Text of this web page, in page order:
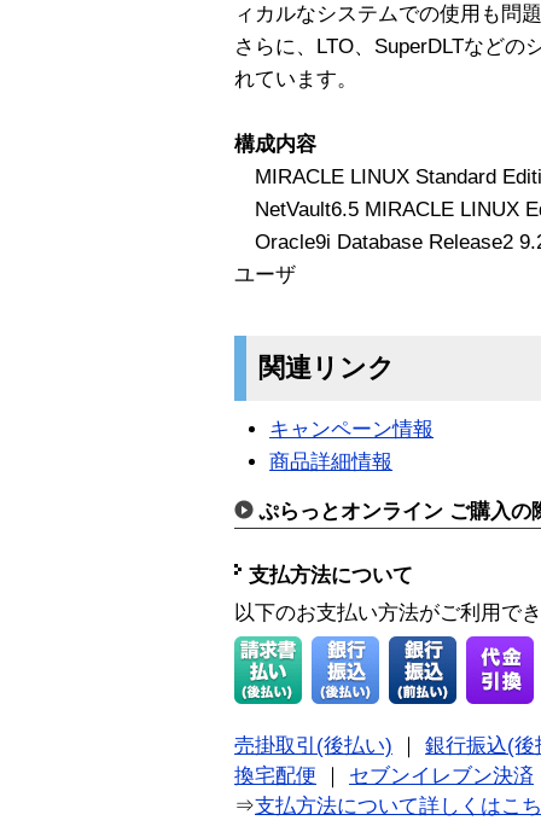
ィカルなシステムでの使用も問
さらに、LTO、SuperDLTなどの
れています。
構成内容
MIRACLE LINUX Standard
NetVault6.5 MIRACLE LINUX
Oracle9i Database Release2
ユーザ
関連リンク
キャンペーン情報
商品詳細情報
ぷらっとオンライン ご購入の
支払方法について
以下のお支払い方法がご利用で
売掛取引(後払い)
銀行振込(後
換宅配便
セブンイレブン決済
⇒支払方法について詳しくはこ